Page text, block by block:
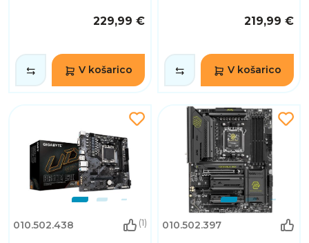
229,99 €
V košarico
219,99 €
V košarico
010.502.438 (1) 010.502.397